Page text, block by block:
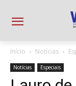
Início Notícias
Notícias Especiais